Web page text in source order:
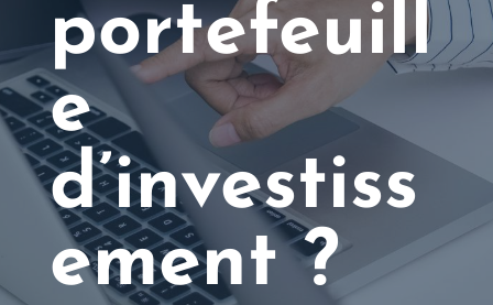
portefeuill
e
d’investiss
ement ?